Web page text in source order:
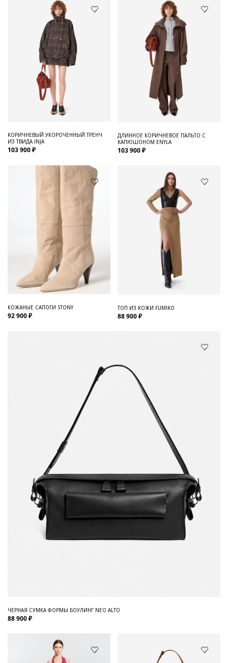
КОРИЧНЕВЫЙ УКОРОЧЕННЫЙ ТРЕНЧ
ИЗ ТВИДА INJA
103 900 ₽
ДЛИННОЕ КОРИЧНЕВОЕ ПАЛЬТО С
КАПЮШОНОМ ENYLA
103 900 ₽
КОЖАНЫЕ САПОГИ STONY
92 900 ₽
ТОП ИЗ КОЖИ FUMIKO
88 900 ₽
ЧЕРНАЯ СУМКА ФОРМЫ БОУЛИНГ NEO ALTO
88 900 ₽